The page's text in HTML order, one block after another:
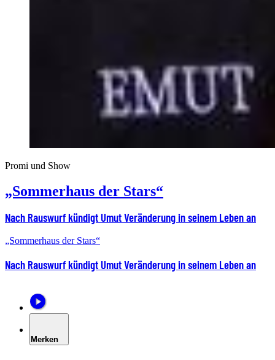
Promi und Show
„Sommerhaus der Stars“
Nach Rauswurf kündigt Umut Veränderung in seinem Leben an
„Sommerhaus der Stars“
Nach Rauswurf kündigt Umut Veränderung in seinem Leben an
Merken